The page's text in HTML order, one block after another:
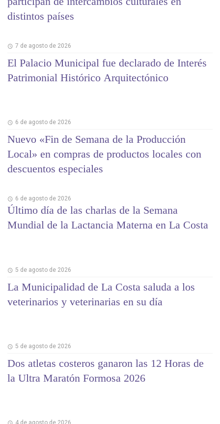
distintos países
7 de agosto de 2026
El Palacio Municipal fue declarado de Interés
Patrimonial Histórico Arquitectónico
6 de agosto de 2026
Nuevo «Fin de Semana de la Producción
Local» en compras de productos locales con
descuentos especiales
6 de agosto de 2026
Último día de las charlas de la Semana
Mundial de la Lactancia Materna en La Costa
5 de agosto de 2026
La Municipalidad de La Costa saluda a los
veterinarios y veterinarias en su día
5 de agosto de 2026
Dos atletas costeros ganaron las 12 Horas de
la Ultra Maratón Formosa 2026